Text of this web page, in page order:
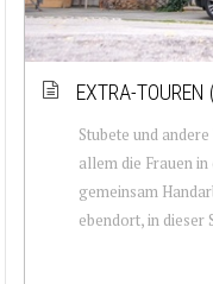
EXTRA-TOUREN
Stubete und
allem die Frauen
gemeinsam
ebendort, in dieser